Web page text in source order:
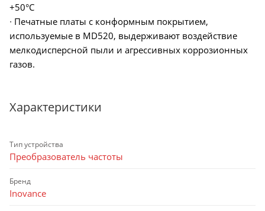
+50°C
∙ Печатные платы с конформным покрытием,
используемые в MD520, выдерживают воздействие
мелкодисперсной пыли и агрессивных коррозионных
газов.
Характеристики
Тип устройства
Преобразователь частоты
Бренд
Inovance